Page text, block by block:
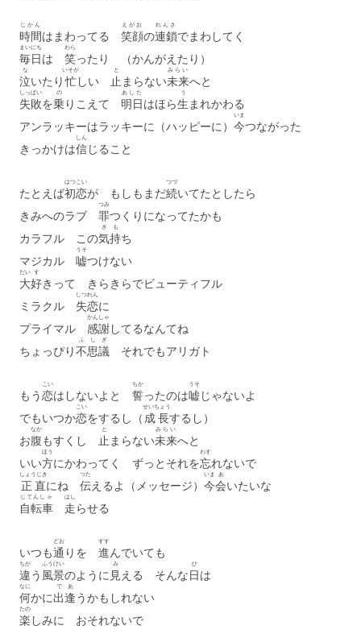
時間
じかん
はまわってる 笑顔
えがお
の連鎖
れんさ
でまわしてく
毎日
まいにち
は 笑
わら
ったり （かんがえたり）
泣
な
いたり忙
いそが
しい 止
と
まらない未来
みらい
へと
失敗
しっぱい
を乗
の
りこえて 明日
あした
はほら生
う
まれかわる
アンラッキーはラッキーに（ハッピーに） 今
いま
つながった
きっかけは信
しん
じること
たとえば初恋
はつこい
が もしもまだ続
つづ
いてたとしたら
きみへのラブ 罪
つみ
つくりになってたかも
カラフル この気
き
持
も
ち
マジカル 嘘
うそ
つけない
大
だい
好
す
きって きらきらでビューティフル
ミラクル 失恋
しつれん
に
プライマル 感謝
かんしゃ
してるなんてね
ちょっぴり不思議
ふしぎ
それでもアリガト
もう恋
こい
はしないよと 誓
ちか
ったのは嘘
うそ
じゃないよ
でもいつか恋
こい
をするし（ 成長
せいちょう
するし）
お腹
なか
もすくし 止
と
まらない未来
みらい
へと
いい方
ほう
にかわってく ずっとそれを忘
わす
れないで
正直
しょうじき
にね 伝
つた
えるよ（メッセージ） 今
いま
会
あ
いたいな
自転車
じてんしゃ
走
はし
らせる
いつも通
どお
りを 進
すす
んでいても
違
ちが
う 風景
ふうけい
のように 見
み
える そんな日
ひ
は
何
なに
かに出
で
逢
あ
うかもしれない
楽
たの
しみに おそれないで